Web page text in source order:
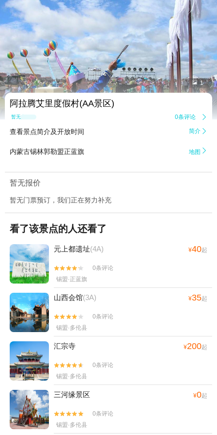
 1
阿拉腾艾里度假村(AA景区)
暂无点评 0条评论 
查看景点简介及开放时间 简介 
内蒙古锡林郭勒盟正蓝旗 地图 
暂无报价
暂无门票预订，我们正在努力补充
看了该景点的人还看了
元上都遗址(4A) ¥40起


0条评论
锡盟·正蓝旗
山西会馆(3A) ¥35起


0条评论
锡盟·多伦县
汇宗寺 ¥200起


0条评论
锡盟·多伦县
三河缘景区 ¥0起


0条评论
锡盟·多伦县
